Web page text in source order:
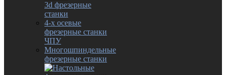
3d фрезерные
станки
4-х осевые
фрезерные станки
ЧПУ
Многошпиндельные
фрезерные станки